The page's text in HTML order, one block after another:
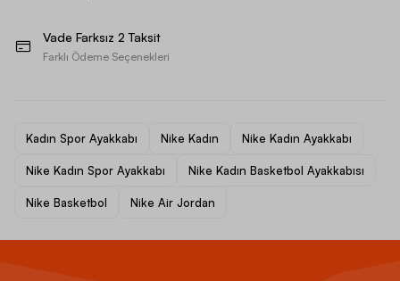
Vade Farksız 2 Taksit
Farklı Ödeme Seçenekleri
Kadın Spor Ayakkabı Nike Kadın Nike Kadın Ayakkabı
Nike Kadın Spor Ayakkabı Nike Kadın Basketbol Ayakkabısı
Nike Basketbol Nike Air Jordan